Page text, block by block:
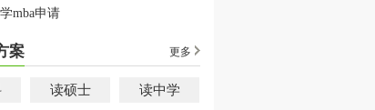
mba申请
案 更多
读硕士 读中学